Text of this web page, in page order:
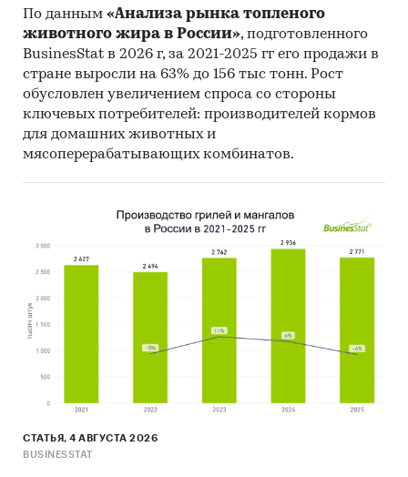
По данным «Анализа рынка топленого
животного жира в России», подготовленного
BusinesStat в 2026 г, за 2021-2025 гг его продажи в
стране выросли на 63% до 156 тыс тонн. Рост
обусловлен увеличением спроса со стороны
ключевых потребителей: производителей кормов
для домашних животных и
мясоперерабатывающих комбинатов.
СТАТЬЯ, 4 АВГУСТА 2026
BUSINESSTAT